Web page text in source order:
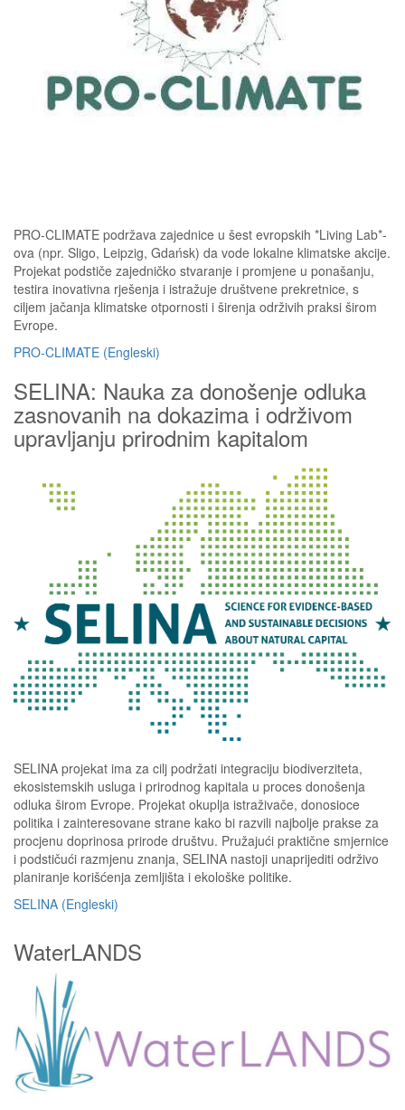
PRO‑CLIMATE podržava zajednice u šest evropskih *Living Lab*-
ova (npr. Sligo, Leipzig, Gdańsk) da vode lokalne klimatske akcije.
Projekat podstiče zajedničko stvaranje i promjene u ponašanju,
testira inovativna rješenja i istražuje društvene prekretnice, s
ciljem jačanja klimatske otpornosti i širenja održivih praksi širom
Evrope.
PRO-CLIMATE (Engleski)
SELINA: Nauka za donošenje odluka
zasnovanih na dokazima i održivom
upravljanju prirodnim kapitalom
SELINA projekat ima za cilj podržati integraciju biodiverziteta,
ekosistemskih usluga i prirodnog kapitala u proces donošenja
odluka širom Evrope. Projekat okuplja istraživače, donosioce
politika i zainteresovane strane kako bi razvili najbolje prakse za
procjenu doprinosa prirode društvu. Pružajući praktične smjernice
i podstičući razmjenu znanja, SELINA nastoji unaprijediti održivo
planiranje korišćenja zemljišta i ekološke politike.
SELINA (Engleski)
WaterLANDS